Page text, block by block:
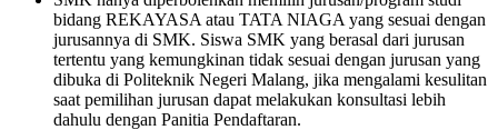
bidang REKAYASA atau TATA NIAGA yang sesuai dengan
jurusannya di SMK. Siswa SMK yang berasal dari jurusan
tertentu yang kemungkinan tidak sesuai dengan jurusan yang
dibuka di Politeknik Negeri Malang, jika mengalami kesulitan
saat pemilihan jurusan dapat melakukan konsultasi lebih
dahulu dengan Panitia Pendaftaran.